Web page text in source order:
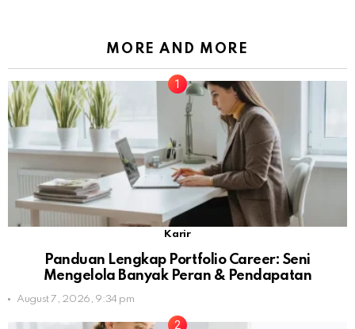
MORE AND MORE
Karir
Panduan Lengkap Portfolio Career: Seni
Mengelola Banyak Peran & Pendapatan
August 7, 2026, 9:34 pm